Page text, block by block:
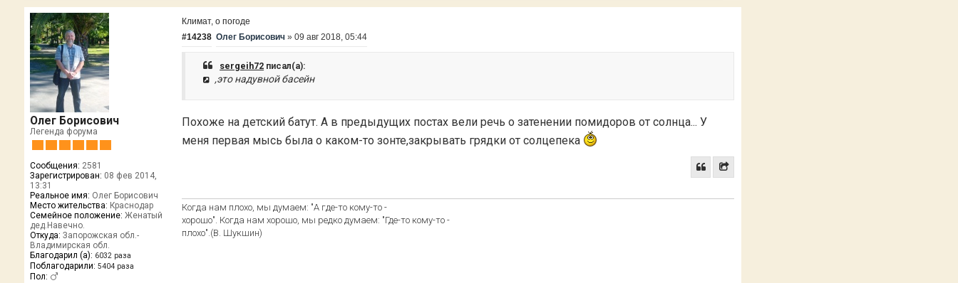
Олег Борисович
Легенда форума
Сообщения: 2581
Зарегистрирован: 08 фев 2014,
13:31
Реальное имя: Олег Борисович
Место жительства: Краснодар
Семейное положение: Женатый
дед.Навечно.
Откуда: Запорожская обл.-
Владимирская обл.
Благодарил (а): 6032 раза
Поблагодарили: 5404 раза
Пол:
Климат, о погоде
#14238 Олег Борисович »09 авг 2018, 05:44
sergeih72 писал(а):
,это надувной басейн
Похоже на детский батут. А в предыдущих постах вели речь о затенении помидоров от солнца... У
меня первая мысь была о каком-то зонте,закрывать грядки от солцепека
Когда нам плохо, мы думаем: "А где-то кому-то -
хорошо". Когда нам хорошо, мы редко думаем: "Где-то кому-то -
плохо".(В. Шукшин)